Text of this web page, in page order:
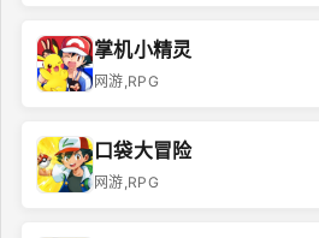
掌机小精灵
网游,RPG
口袋大冒险
网游,RPG